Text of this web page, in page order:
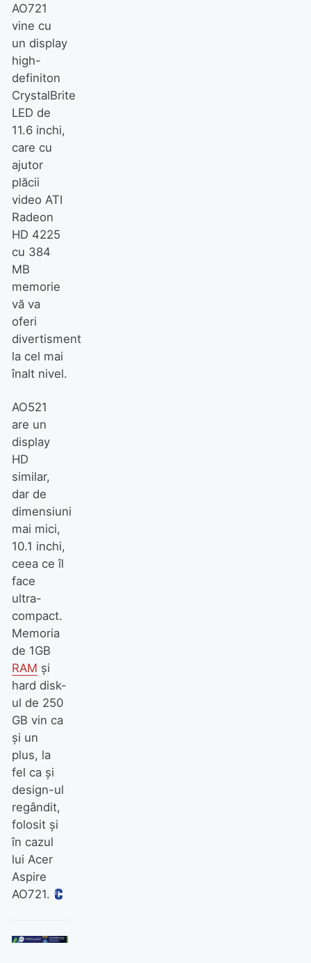
AO721
vine cu
un display
high-
definiton
CrystalBrite
LED de
11.6 inchi,
care cu
ajutor
plăcii
video ATI
Radeon
HD 4225
cu 384
MB
memorie
vă va
oferi
divertisment
la cel mai
înalt nivel.
AO521
are un
display
HD
similar,
dar de
dimensiuni
mai mici,
10.1 inchi,
ceea ce îl
face
ultra-
compact.
Memoria
de 1GB
RAM şi
hard disk-
ul de 250
GB vin ca
şi un
plus, la
fel ca şi
design-ul
regândit,
folosit şi
în cazul
lui Acer
Aspire
AO721.